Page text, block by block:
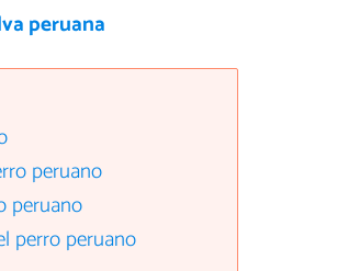
peruana
peruano
peruano
perro peruano